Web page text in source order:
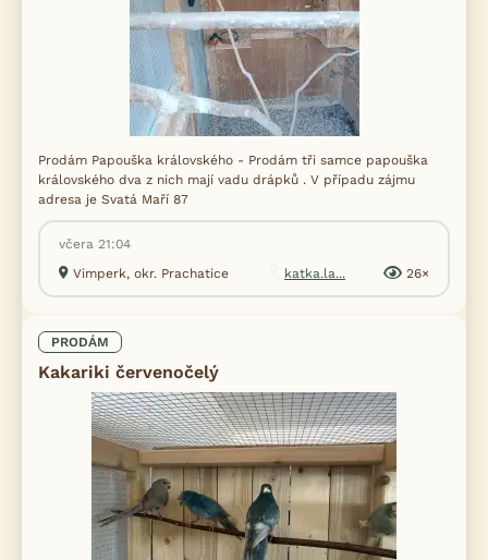
Prodám Papouška královského - Prodám tři samce papouška
královského dva z nich mají vadu drápků . V případu zájmu
adresa je Svatá Maří 87
včera 21:04
Vimperk, okr. Prachatice
katka.la... 26×
PRODÁM
Kakariki červenočelý